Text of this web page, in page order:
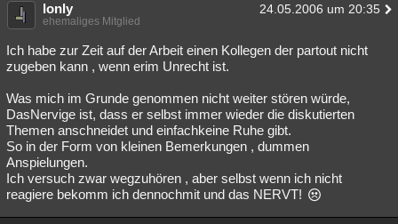
lonly 24.05.2006 um 20:35
ehemaliges Mitglied
Ich habe zur Zeit auf der Arbeit einen Kollegen der partout nicht
zugeben kann , wenn erim Unrecht ist.
Was mich im Grunde genommen nicht weiter stören würde,
DasNervige ist, dass er selbst immer wieder die diskutierten
Themen anschneidet und einfachkeine Ruhe gibt.
So in der Form von kleinen Bemerkungen , dummen
Anspielungen.
Ich versuch zwar wegzuhören , aber selbst wenn ich nicht
reagiere bekomm ich dennochmit und das NERVT!